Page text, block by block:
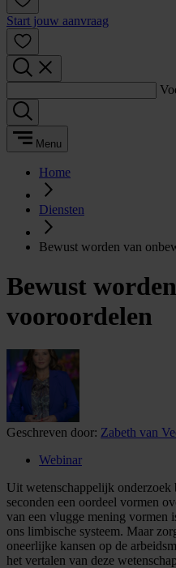
Start jouw aanvraag
Menu
Home
Diensten
Bewust worden van
Bewust
vooroordelen
Geschreven door: Zabeth van
Webinar
Uit wetenschappelijk
seconden een oordeel vormen
van een vlugge mening vormen
ons limbische systeem. Maar
oneerlijke kansen op de
het vertalen van deze